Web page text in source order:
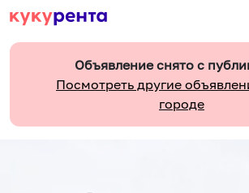
Объявление снято с
Посмотреть другие
городе